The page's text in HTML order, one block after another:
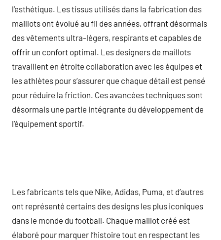
l’esthétique. Les tissus utilisés dans la fabrication des
maillots ont évolué au fil des années, offrant désormais
des vêtements ultra-légers, respirants et capables de
offrir un confort optimal. Les designers de maillots
travaillent en étroite collaboration avec les équipes et
les athlètes pour s’assurer que chaque détail est pensé
pour réduire la friction. Ces avancées techniques sont
désormais une partie intégrante du développement de
l’équipement sportif.
Les fabricants tels que Nike, Adidas, Puma, et d’autres
ont représenté certains des designs les plus iconiques
dans le monde du football. Chaque maillot créé est
élaboré pour marquer l’histoire tout en respectant les